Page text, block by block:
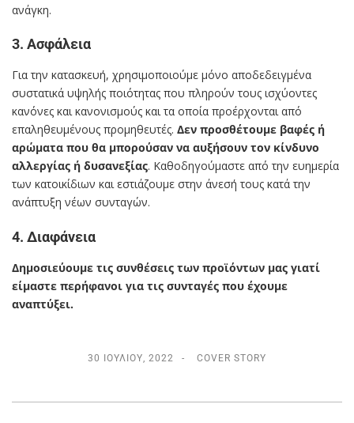
ανάγκη.
3. Ασφάλεια
Για την κατασκευή, χρησιμοποιούμε μόνο αποδεδειγμένα
συστατικά υψηλής ποιότητας που πληρούν τους ισχύοντες
κανόνες και κανονισμούς και τα οποία προέρχονται από
επαληθευμένους προμηθευτές. Δεν προσθέτουμε βαφές ή
αρώματα που θα μπορούσαν να αυξήσουν τον κίνδυνο
αλλεργίας ή δυσανεξίας. Καθοδηγούμαστε από την ευημερία
των κατοικίδιων και εστιάζουμε στην άνεσή τους κατά την
ανάπτυξη νέων συνταγών.
4. Διαφάνεια
Δημοσιεύουμε τις συνθέσεις των προϊόντων μας γιατί
είμαστε περήφανοι για τις συνταγές που έχουμε
αναπτύξει.
30 ΙΟΥΛΊΟΥ, 2022 COVER STORY